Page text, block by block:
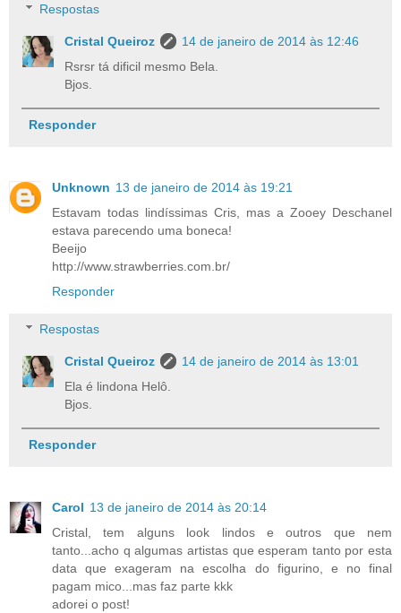
Respostas
Cristal Queiroz
14 de janeiro de 2014 às 12:46
Rsrsr tá dificil mesmo Bela.
Bjos.
Responder
Unknown 13 de janeiro de 2014 às 19:21
Estavam todas lindíssimas Cris, mas a Zooey Deschanel
estava parecendo uma boneca!
Beeijo
http://www.strawberries.com.br/
Responder
Respostas
Cristal Queiroz
14 de janeiro de 2014 às 13:01
Ela é lindona Helô.
Bjos.
Responder
Carol 13 de janeiro de 2014 às 20:14
Cristal, tem alguns look lindos e outros que nem
tanto...acho q algumas artistas que esperam tanto por esta
data que exageram na escolha do figurino, e no final
pagam mico...mas faz parte kkk
adorei o post!